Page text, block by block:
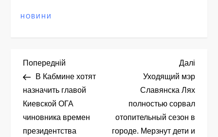
НОВИНИ
Н
а
в
Попередній
запис
Попередній
В Кабмине хотят
назначить главой
Киевской ОГА
чиновника времен
президентства
запис
Далі
Уходящий мэр
Славянска Лях
полностью сорвал
отопительный сезон в
городе. Мерзнут дети и